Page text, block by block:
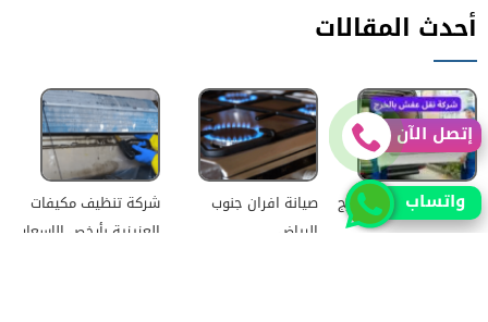
أحدث المقالات
شركة نقل عفش بالخرج
صيانة افران جنوب
الرياض
شركة تنظيف مكيفات
العزيزية بأرخص الاسعار
إتصل الآن
واتساب